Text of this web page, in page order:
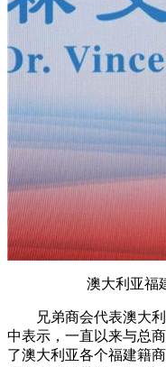
澳大利亚福
兄弟商会代表澳大
中表示，一直以来与总
了澳大利亚各个福建籍